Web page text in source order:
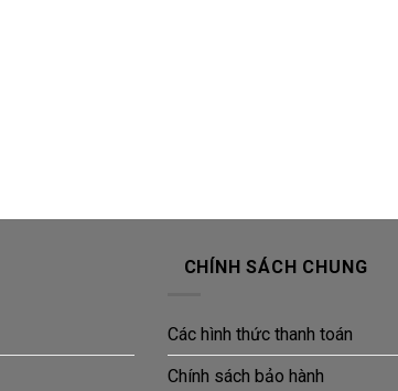
CHÍNH SÁCH CHUNG
Các hình thức thanh toán
Chính sách bảo hành